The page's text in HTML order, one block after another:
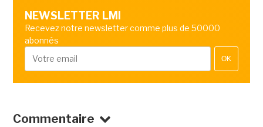
NEWSLETTER LMI
Recevez notre newsletter comme plus de 50000
abonnés
OK
Commentaire